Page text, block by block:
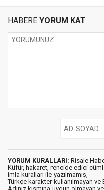
HABERE YORUM KAT
YORUM KURALLARI: Risale
Küfür, hakaret, rencide edici
imla kuralları ile yazılmamış,
Türkçe karakter kullanılmayan ve